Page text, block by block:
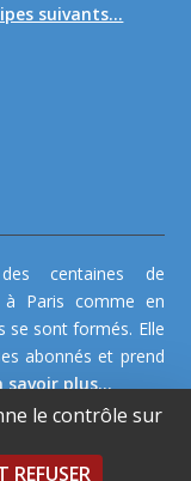
suivants...
centaines de
à Paris comme en
se sont formés. Elle
abonnés et prend
savoir plus...
le contrôle sur
REFUSER